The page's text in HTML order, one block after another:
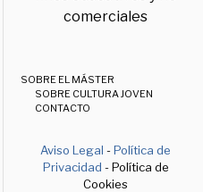
comerciales
SOBRE EL MÁSTER
SOBRE CULTURA JOVEN
CONTACTO
Aviso Legal -Política de
Privacidad - Política de
Cookies